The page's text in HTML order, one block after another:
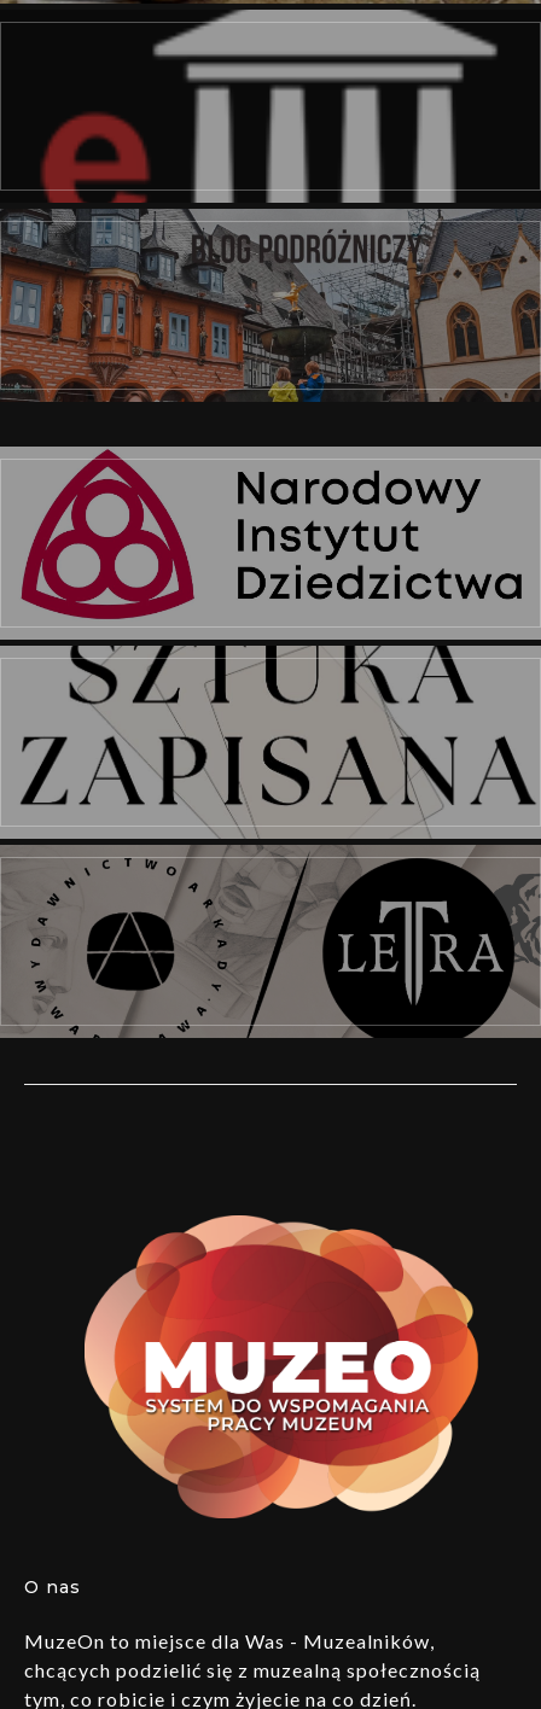
O nas
MuzeOn to miejsce dla Was - Muzealników,
chcących podzielić się z muzealną społecznością
tym, co robicie i czym żyjecie na co dzień.